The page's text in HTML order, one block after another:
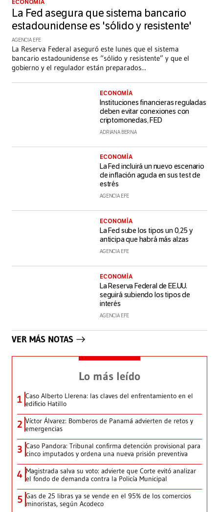
ECONOMÍA
La Fed asegura que sistema bancario
estadounidense es 'sólido y resistente'
AGENCIA EFE
La Reserva Federal aseguró este lunes que el sistema
bancario estadounidense es “sólido y resistente” y que el
gobierno y el regulador están preparados...
ECONOMÍA
Instituciones financieras reguladas
deben evitar conexiones con
criptomonedas, FED
ADRIANA BERNA
ECONOMÍA
La Fed incluirá un nuevo escenario
de inflación aguda en sus test de
estrés
AGENCIA EFE
ECONOMÍA
La Fed sube los tipos un 0,25 y
anticipa que habrá más alzas
AGENCIA EFE
ECONOMÍA
La Reserva Federal de EE.UU.
seguirá subiendo los tipos de
interés
AGENCIA EFE
VER MÁS NOTAS
Lo más leído
1 Caso Alberto Llerena: las claves del enfrentamiento en el
edificio Hatillo
2 Víctor Álvarez: Bomberos de Panamá advierten de retos y
emergencias
3 Caso Pandora: Tribunal confirma detención provisional para
cinco imputados y ordena una nueva prisión preventiva
4 Magistrada salva su voto: advierte que Corte evitó analizar
el fondo de demanda contra la Policía Municipal
5 Gas de 25 libras ya se vende en el 95% de los comercios
minoristas, según Acodeco